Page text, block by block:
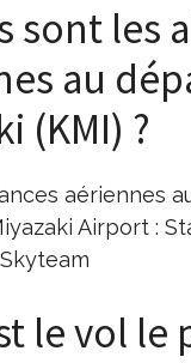
sont les
au
(KMI) ?
aériennes
Airport :
le vol le